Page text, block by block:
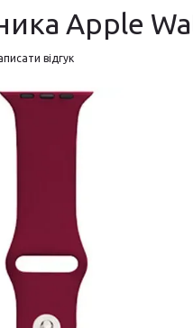
Apple
відгук